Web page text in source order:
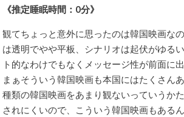
《推定睡眠時間：0分》
観てちょっと意外に思ったのは韓国映画な
は透明でやや平板、シナリオは起伏がゆる
ト的なわけでもなくメッセージ性が前面に
まぁそういう韓国映画も本国にはたくさん
種類の韓国映画をあまり観ないっていうか
されにくいので、こういう韓国映画もある